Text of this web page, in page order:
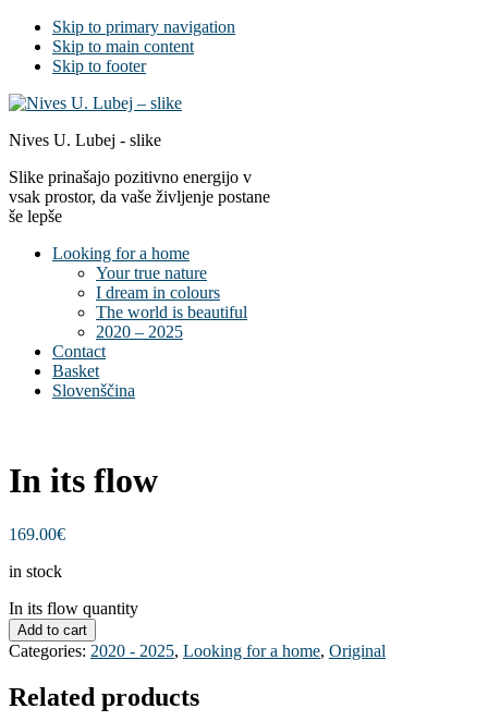
Skip to primary navigation
Skip to main content
Skip to footer
Nives U. Lubej - slike
Slike prinašajo pozitivno energijo v
vsak prostor, da vaše življenje postane
še lepše
Looking for a home
Your true nature
I dream in colours
The world is beautiful
2020 – 2025
Contact
Basket
Slovenščina
In its flow
169.00€
in stock
In its flow quantity
Add to cart
Categories: 2020 - 2025, Looking for a home, Original
Related products